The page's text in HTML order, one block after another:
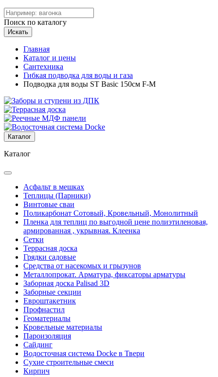
Поиск по каталогу
Искать
Главная
Каталог и цены
Сантехника
Гибкая подводка для воды и газа
Подводка для воды ST Basiс 150cм F-М
Каталог
Каталог
Асфальт в мешках
Теплицы (Парники)
Винтовые сваи
Поликарбонат Сотовый, Кровельный, Монолитный
Пленка для теплиц по выгодной цене полиэтиленовая,
армированная , укрывная. Клеенка
Сетки
Террасная доска
Грядки садовые
Средства от насекомых и грызунов
Металлопрокат. Арматура, фиксаторы арматуры
Заборная доска Palisad 3D
Заборные секции
Евроштакетник
Профнастил
Геоматериалы
Кровельные материалы
Пароизоляция
Сайдинг
Водосточная система Docke в Твери
Сухие строительные смеси
Кирпич